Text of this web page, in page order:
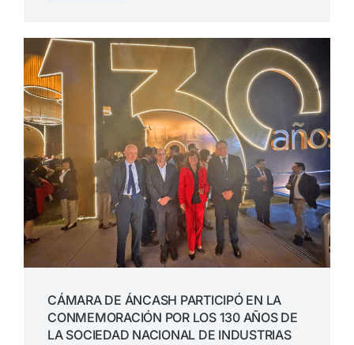
CÁMARA DE ÁNCASH PARTICIPÓ EN LA
CONMEMORACIÓN POR LOS 130 AÑOS DE
LA SOCIEDAD NACIONAL DE INDUSTRIAS